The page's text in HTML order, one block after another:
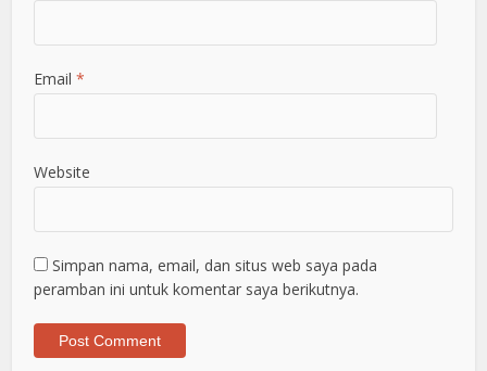
Email *
Website
Simpan nama, email, dan situs web saya pada
peramban ini untuk komentar saya berikutnya.